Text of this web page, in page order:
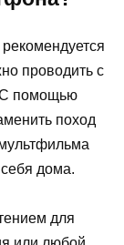
проводить с
С помощью
поход
дома.
для